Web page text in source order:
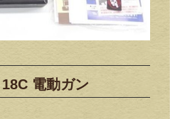
電動ガン